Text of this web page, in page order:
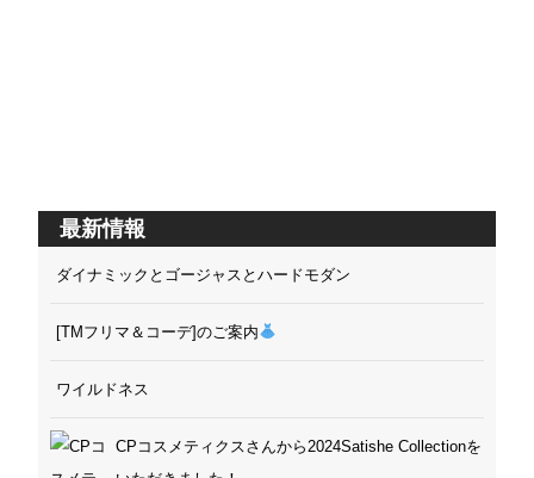
最新情報
ダイナミックとゴージャスとハードモダン
[TMフリマ＆コーデ]のご案内
ワイルドネス
CPコスメティクスさんから2024Satishe Collectionを